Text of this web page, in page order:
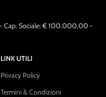
Cap. Sociale: € 100.000,00 -
LINK UTILI
Privacy Policy
Termini & Condizioni